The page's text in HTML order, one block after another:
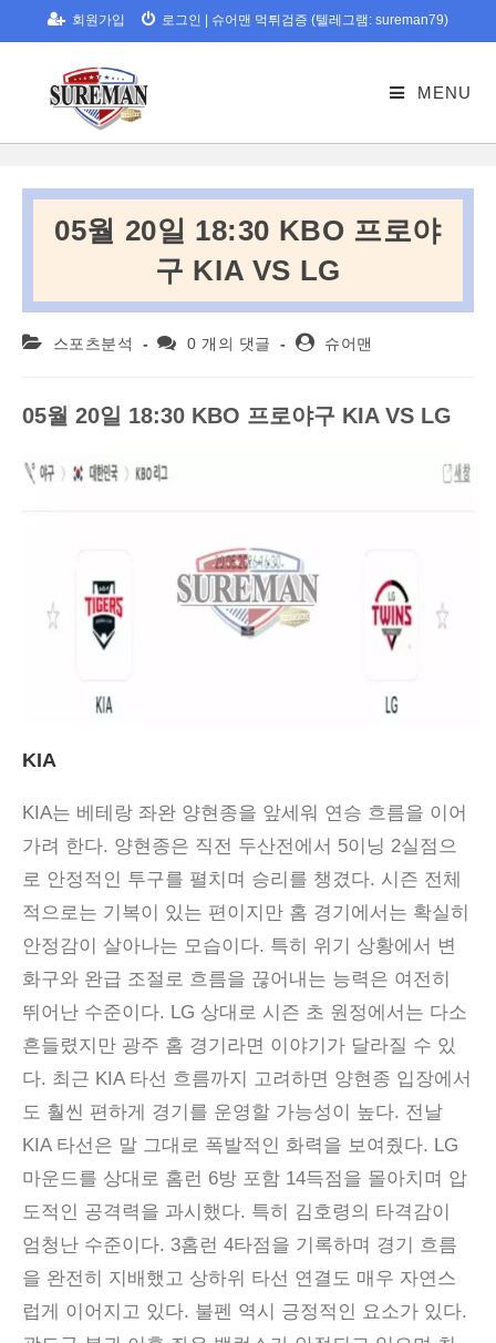
to
회원가입 로그인 슈어맨 먹튀검증 (텔레그램: sureman79)
MENU
05월 20일 18:30 KBO 프로야
구 KIA VS LG
Post 스포츠분석
Post0 개의 댓글
Post슈어맨
05월 20일 18:30 KBO 프로야구 KIA VS LG
KIA
KIA는 베테랑 좌완 양현종을 앞세워 연승 흐름을 이어
가려 한다. 양현종은 직전 두산전에서 5이닝 2실점으
로 안정적인 투구를 펼치며 승리를 챙겼다. 시즌 전체
적으로는 기복이 있는 편이지만 홈 경기에서는 확실히
안정감이 살아나는 모습이다. 특히 위기 상황에서 변
화구와 완급 조절로 흐름을 끊어내는 능력은 여전히
뛰어난 수준이다. LG 상대로 시즌 초 원정에서는 다소
흔들렸지만 광주 홈 경기라면 이야기가 달라질 수 있
다. 최근 KIA 타선 흐름까지 고려하면 양현종 입장에서
도 훨씬 편하게 경기를 운영할 가능성이 높다. 전날
KIA 타선은 말 그대로 폭발적인 화력을 보여줬다. LG
마운드를 상대로 홈런 6방 포함 14득점을 몰아치며 압
도적인 공격력을 과시했다. 특히 김호령의 타격감이
엄청난 수준이다. 3홈런 4타점을 기록하며 경기 흐름
을 완전히 지배했고 상하위 타선 연결도 매우 자연스
럽게 이어지고 있다. 불펜 역시 긍정적인 요소가 있다.